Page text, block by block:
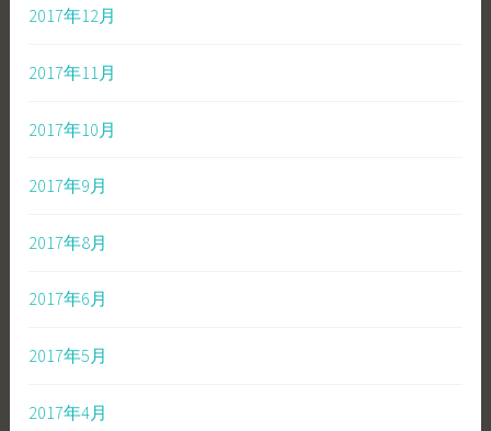
2017年12月
2017年11月
2017年10月
2017年9月
2017年8月
2017年6月
2017年5月
2017年4月